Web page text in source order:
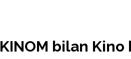
KINOM bilan Kino